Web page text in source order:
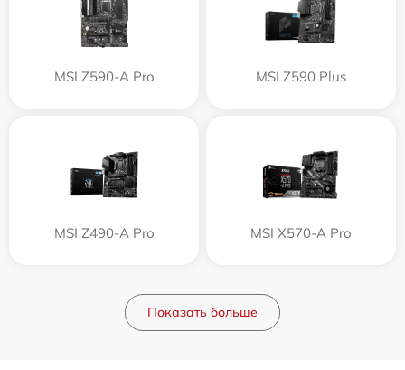
MSI Z590-A Pro MSI Z590 Plus
MSI Z490-A Pro MSI X570-A Pro
Показать больше